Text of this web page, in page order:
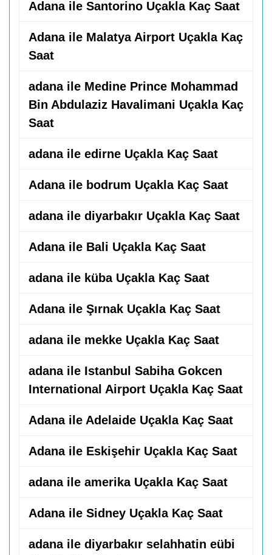
Adana ile Santorino Uçakla Kaç Saat
Adana ile Malatya Airport Uçakla Kaç
Saat
adana ile Medine Prince Mohammad
Bin Abdulaziz Havalimani Uçakla Kaç
Saat
adana ile edirne Uçakla Kaç Saat
Adana ile bodrum Uçakla Kaç Saat
adana ile diyarbakır Uçakla Kaç Saat
Adana ile Bali Uçakla Kaç Saat
adana ile küba Uçakla Kaç Saat
Adana ile Şırnak Uçakla Kaç Saat
adana ile mekke Uçakla Kaç Saat
adana ile Istanbul Sabiha Gokcen
International Airport Uçakla Kaç Saat
Adana ile Adelaide Uçakla Kaç Saat
Adana ile Eskişehir Uçakla Kaç Saat
adana ile amerika Uçakla Kaç Saat
Adana ile Sidney Uçakla Kaç Saat
adana ile diyarbakır selahhatin eübi